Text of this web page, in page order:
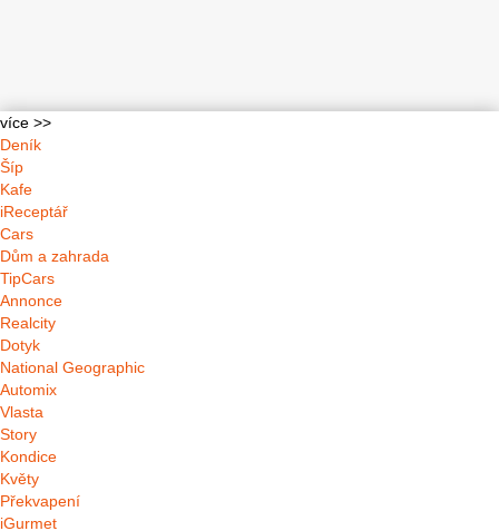
více >>
Deník
Šíp
Kafe
iReceptář
Cars
Dům a zahrada
TipCars
Annonce
Realcity
Dotyk
National Geographic
Automix
Vlasta
Story
Kondice
Květy
Překvapení
iGurmet